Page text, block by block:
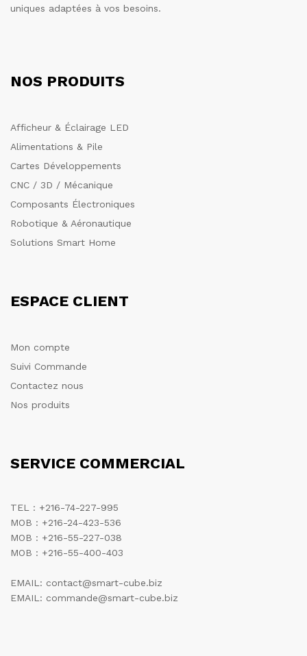
uniques adaptées à vos besoins.
NOS PRODUITS
Afficheur & Éclairage LED
Alimentations & Pile
Cartes Développements
CNC / 3D / Mécanique
Composants Électroniques
Robotique & Aéronautique
Solutions Smart Home
ESPACE CLIENT
Mon compte
Suivi Commande
Contactez nous
Nos produits
SERVICE COMMERCIAL
TEL : +216-74-227-995
MOB : +216-24-423-536
MOB : +216-55-227-038
MOB : +216-55-400-403
EMAIL: contact@smart-cube.biz
EMAIL: commande@smart-cube.biz